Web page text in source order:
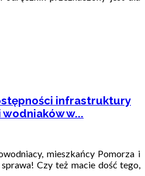
infrastruktury
w...
mieszkańcy Pomorza i
Czy też macie dość tego,